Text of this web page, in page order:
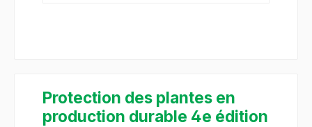
Protection des plantes en
production durable 4e édition